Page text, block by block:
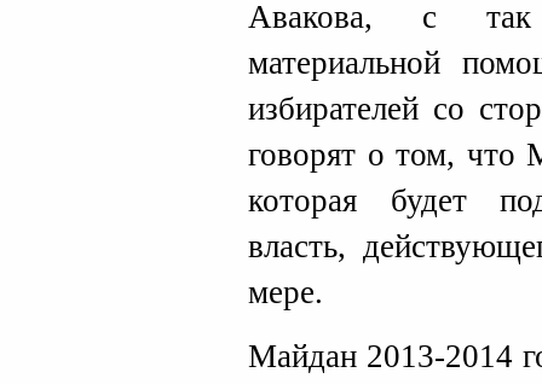
Авакова, с так
материальной
избирателей со
говорят о том, что
которая будет
власть,
мере.
Майдан 2013-2014